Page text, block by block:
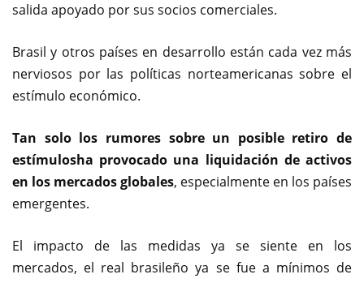
salida apoyado por sus socios comerciales.
Brasil y otros países en desarrollo están cada vez más
nerviosos por las políticas norteamericanas sobre el
estímulo económico.
Tan solo los rumores sobre un posible retiro de
estímulosha provocado una liquidación de activos
en los mercados globales, especialmente en los países
emergentes.
El impacto de las medidas ya se siente en los
mercados, el real brasileño ya se fue a mínimos de